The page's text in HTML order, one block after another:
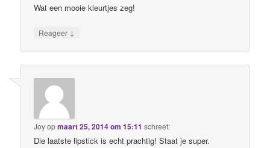
Wat een mooie kleurtjes zeg!
Reageer ↓
Joyopmaart 25, 2014 om 15:11 schreef:
Die laatste lipstick is echt prachtig! Staat je super.